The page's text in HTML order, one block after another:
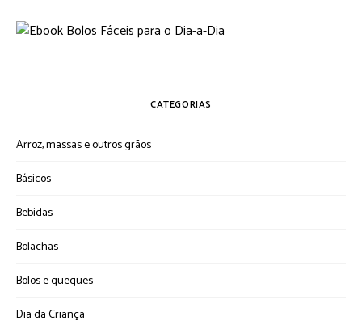
CATEGORIAS
Arroz, massas e outros grãos
Básicos
Bebidas
Bolachas
Bolos e queques
Dia da Criança